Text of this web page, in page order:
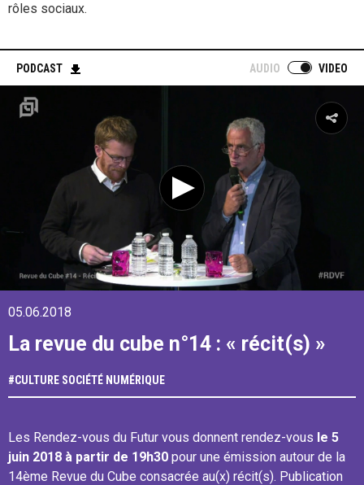
rôles sociaux.
PODCAST AUDIO VIDEO
05.06.2018
La revue du cube n°14 : « récit(s) »
#CULTURE SOCIÉTÉ NUMÉRIQUE
Les Rendez-vous du Futur vous donnent rendez-vous le 5
juin 2018 à partir de 19h30 pour une émission autour de la
14ème Revue du Cube consacrée au(x) récit(s). Publication